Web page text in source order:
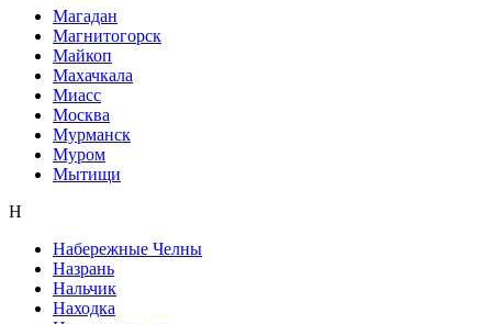
Магадан
Магнитогорск
Майкоп
Махачкала
Миасс
Москва
Мурманск
Муром
Мытищи
Н
Набережные Челны
Назрань
Нальчик
Находка